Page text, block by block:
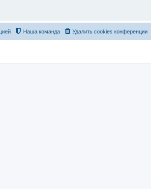
Удалить cookies конференции
Наша команда